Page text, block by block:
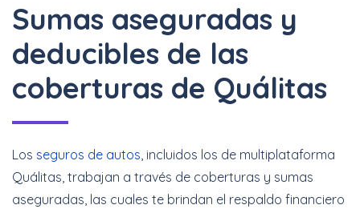
Sumas aseguradas y
deducibles de las
coberturas de Quálitas
Los seguros de autos, incluidos los de multiplataforma
Quálitas, trabajan a través de coberturas y sumas
aseguradas, las cuales te brindan el respaldo financiero